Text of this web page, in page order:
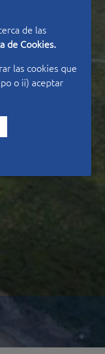
de las
de Cookies.
las cookies que
o ii) aceptar